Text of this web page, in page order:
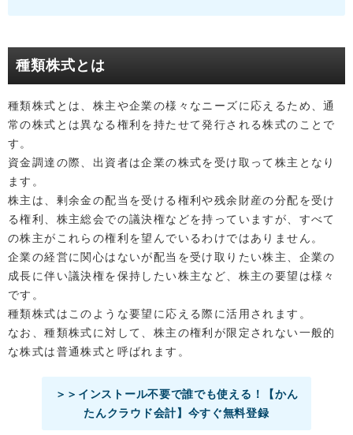
種類株式とは
種類株式とは、株主や企業の様々なニーズに応えるため、通
常の株式とは異なる権利を持たせて発行される株式のことで
す。
資金調達の際、出資者は企業の株式を受け取って株主となり
ます。
株主は、剰余金の配当を受ける権利や残余財産の分配を受け
る権利、株主総会での議決権などを持っていますが、すべて
の株主がこれらの権利を望んでいるわけではありません。
企業の経営に関心はないが配当を受け取りたい株主、企業の
成長に伴い議決権を保持したい株主など、株主の要望は様々
です。
種類株式はこのような要望に応える際に活用されます。
なお、種類株式に対して、株主の権利が限定されない一般的
な株式は普通株式と呼ばれます。
＞＞インストール不要で誰でも使える！【かん
たんクラウド会計】今すぐ無料登録